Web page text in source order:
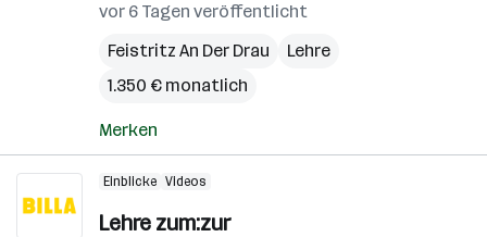
vor 6 Tagen veröffentlicht
Feistritz An Der Drau
Lehre
1.350 € monatlich
Merken
Einblicke Videos
Lehre zum:zur